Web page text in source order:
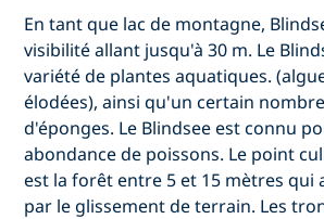
En tant que lac de montagne,
visibilité allant jusqu'à 30 m. Le
variété de plantes aquatiques.
élodées), ainsi qu'un certain
d'éponges. Le Blindsee est connu
abondance de poissons. Le point
est la forêt entre 5 et 15 mètres qui
par le glissement de terrain. Les